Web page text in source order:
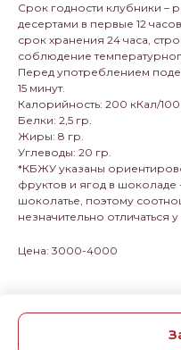
Срок годности клубники –
десертами в первые 12
срок хранения 24 часа,
соблюдение
Перед употреблением
15 минут.
Калорийность: 200 кКал/100
Белки: 2,5 гр.
Жиры: 8 гр.
Углеводы: 20 гр.
*КБЖУ указаны
фруктов и ягод в шоколаде
шоколатье, поэтому
незначительно отличаться
Цена: 3000-4000